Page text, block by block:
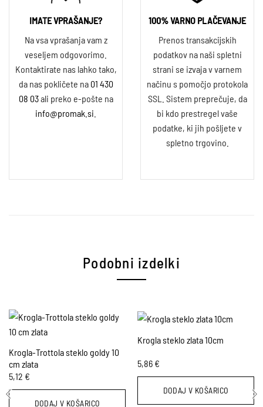
IMATE VPRAŠANJE?
Na vsa vprašanja vam z
veseljem odgovorimo.
Kontaktirate nas lahko tako,
da nas pokličete na 01 430
08 03ali preko e-pošte na
info@promak.si
100% VARNO PLAČEVANJE
Prenos transakcijskih
podatkov na naši spletni
strani se izvaja v varnem
načinu s pomočjo protokola
SSL. Sistem preprečuje, da
bi kdo prestregel vaše
podatke, ki jih pošljete v
spletno trgovino.
Podobni izdelki
Krogla-Trottola steklo goldy 10
cm zlata
5,12 €
DODAJ V KOŠARICO
Krogla steklo zlata 10cm
5,86 €
DODAJ V KOŠARICO